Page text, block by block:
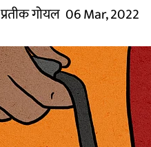
प्रतीक गोयल 06 Mar, 2022